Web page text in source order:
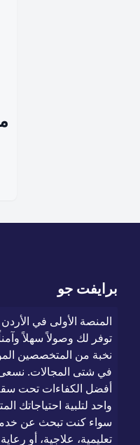
برايفت جو
المنصة الأولى في الأردن
توفر لك وصولاً سهلاً
نخبة من المتخصصين
في شتى المجالات.
أفضل الكفاءات تحت
واحد لتلبية احتياجاتك
سواء كنت تبحث عن
تعليمية، علاجية، أو رعاية